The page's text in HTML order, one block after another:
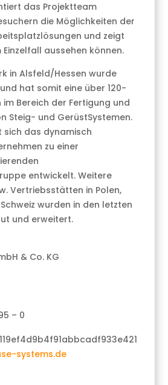
das Projektteam
die Möglichkeiten der
und zeigt
Einzelfall aussehen können.
in Alsfeld/Hessen wurde
hat somit eine über 120-
Bereich der Fertigung und
Steig- und GerüstSystemen.
sich das dynamisch
zu einer
entwickelt. Weitere
Vertriebsstätten in Polen,
wurden in den letzten
und erweitert.
& Co. KG
– 0
systems.de